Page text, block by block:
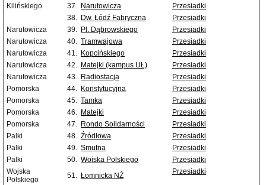
Kilińskiego
37. Narutowicza
Przesiadki
38. Dw. Łódź Fabryczna
Przesiadki
Narutowicza
39. Pl. Dąbrowskiego
Przesiadki
Narutowicza
40. Tramwajowa
Przesiadki
Narutowicza
41. Kopcińskiego
Przesiadki
Narutowicza
42. Matejki (kampus UŁ)
Przesiadki
Narutowicza
43. Radiostacja
Przesiadki
Pomorska
44. Konstytucyjna
Przesiadki
Pomorska
45. Tamka
Przesiadki
Pomorska
46. Matejki
Przesiadki
Pomorska
47. Rondo Solidarności
Przesiadki
Palki
48. Źródłowa
Przesiadki
Palki
49. Smutna
Przesiadki
Palki
50. Wojska Polskiego
Przesiadki
Wojska
Polskiego
51. Łomnicka NŻ Przesiadki